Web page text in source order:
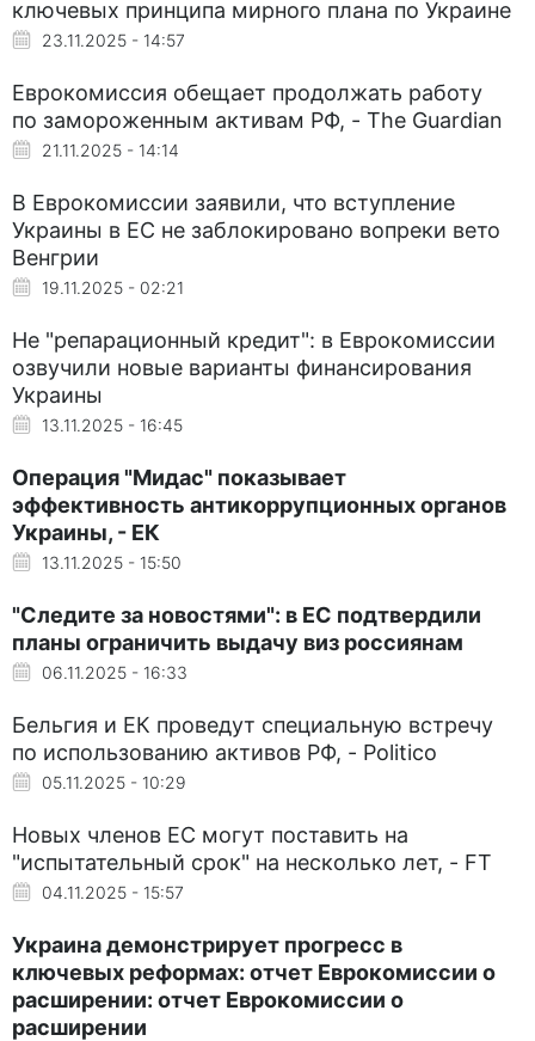
ключевых принципа мирного плана по Украине
23.11.2025 - 14:57
Еврокомиссия обещает продолжать работу
по замороженным активам РФ, - The Guardian
21.11.2025 - 14:14
В Еврокомиссии заявили, что вступление
Украины в ЕС не заблокировано вопреки вето
Венгрии
19.11.2025 - 02:21
Не "репарационный кредит": в Еврокомиссии
озвучили новые варианты финансирования
Украины
13.11.2025 - 16:45
Операция "Мидас" показывает
эффективность антикоррупционных органов
Украины, - ЕК
13.11.2025 - 15:50
"Следите за новостями": в ЕС подтвердили
планы ограничить выдачу виз россиянам
06.11.2025 - 16:33
Бельгия и ЕК проведут специальную встречу
по использованию активов РФ, - Politico
05.11.2025 - 10:29
Новых членов ЕС могут поставить на
"испытательный срок" на несколько лет, - FT
04.11.2025 - 15:57
Украина демонстрирует прогресс в
ключевых реформах: отчет Еврокомиссии о
расширении: отчет Еврокомиссии о
расширении